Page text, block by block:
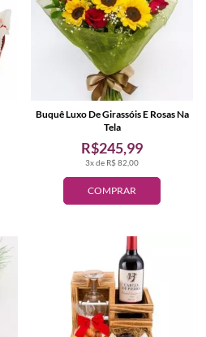
COMPRAR
3x de R$ 82,00
R$245,99
Buquê Luxo De Girassóis E Rosas Na
Tela